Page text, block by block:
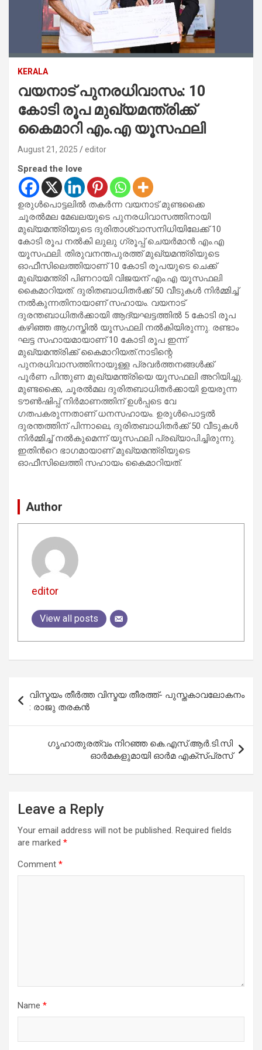
KERALA
വയനാട് പുനരധിവാസം: 10
കോടി രൂപ മുഖ്യമന്ത്രിക്ക്
കൈമാറി എം.എ യൂസഫലി
August 21, 2025 editor
Spread the love
ഉരുൾപൊട്ടലിൽ തകർന്ന വയനാട് മുണ്ടക്കൈ
ചൂരൽമല മേഖലയുടെ പുനരധിവാസത്തിനായി
മുഖ്യമന്ത്രിയുടെ ദുരിതാശ്വാസനിധിയിലേക്ക് 10
കോടി രൂപ നൽകി ലുലു ​ഗ്രൂപ്പ് ചെയർമാൻ എം.എ
യൂസഫലി. തിരുവനന്തപുരത്ത് മുഖ്യമന്ത്രിയുടെ
ഓഫീസിലെത്തിയാണ് 10 കോടി രൂപയുടെ ചെക്ക്
മുഖ്യമന്ത്രി പിണറായി വിജയന് എം.എ യൂസഫലി
കൈമാറിയത്. ദുരിതബാധിതർക്ക് 50 വീടുകൾ നിർമ്മിച്ച്
നൽകുന്നതിനായാണ് സഹായം. വയനാട്
ദുരന്തബാധിതർക്കായി ആദ്യഘട്ടത്തിൽ 5 കോടി രൂപ
കഴിഞ്ഞ ആഗസ്തിൽ യൂസഫലി നൽകിയിരുന്നു. രണ്ടാം
ഘട്ട സഹായമായാണ് 10 കോടി രൂപ ഇന്ന്
മുഖ്യമന്ത്രിക്ക് കൈമാറിയത്.നാടിന്റെ
പുനരധിവാസത്തിനായുള്ള പ്രവർത്തനങ്ങൾക്ക്
പൂർണ പിന്തുണ മുഖ്യമന്ത്രിയെ യൂസഫലി അറിയിച്ചു.
മുണ്ടക്കൈ, ചൂരൽമല ദുരിതബാധിതർക്കായി ഉയരുന്ന
ടൗൺഷിപ്പ്‌ നിർമാണത്തിന് ഉൾപ്പടെ വേ​
ഗതപകരുന്നതാണ് ധനസഹായം. ഉരുൾപൊട്ടൽ
ദുരന്തത്തിന് പിന്നാലെ, ദുരിതബാധിതർക്ക് 50 വീടുകൾ
നിർമ്മിച്ച് നൽകുമെന്ന് യൂസഫലി പ്രഖ്യാപിച്ചിരുന്നു.
ഇതിൻറെ ഭാഗമായാണ് മുഖ്യമന്ത്രിയുടെ
ഓഫീസിലെത്തി സഹായം കൈമാറിയത്.
Author
editor
View all posts
navigation
വിസ്മയം തീര്‍ത്ത വിസ്മയ തീരത്ത്- പുസ്തകാവലോകനം
: രാജു തരകന്‍
ഗൃഹാതുരത്വം നിറഞ്ഞ കെ.എസ്.ആർ.ടി.സി
ഓർമകളുമായി ഓർമ എക്‌സ്പ്രസ്
Leave a Reply
Your email address will not be published. Required fields
are marked *
Comment *
Name *